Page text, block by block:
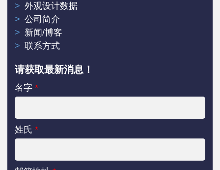
外观设计数据
公司简介
新闻/博客
联系方式
请获取最新消息！
名字 *
姓氏 *